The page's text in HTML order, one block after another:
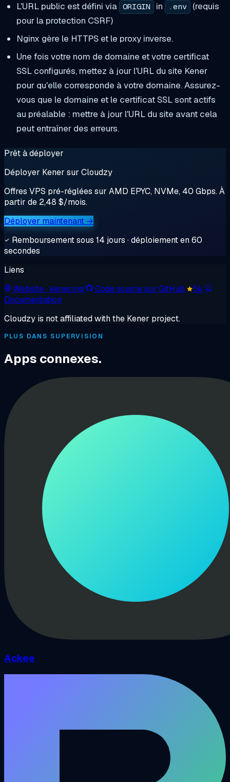
L'URL public est défini via ORIGIN in .env (requis
pour la protection CSRF)
Nginx gère le HTTPS et le proxy inverse.
Une fois votre nom de domaine et votre certificat
SSL configurés, mettez à jour l'URL du site Kener
pour qu'elle corresponde à votre domaine. Assurez-
vous que le domaine et le certificat SSL sont actifs
au préalable : mettre à jour l'URL du site avant cela
peut entraîner des erreurs.
Prêt à déployer
Déployer Kener sur Cloudzy
Offres VPS pré-réglées sur AMD EPYC, NVMe, 40 Gbps. À
partir de 2,48 $/mois.
Déployer maintenant →
Remboursement sous 14 jours · déploiement en 60
secondes
Liens
Website· kener.ing Code source sur GitHub
5k
Documentation
Cloudzy is not affiliated with the Kener project.
PLUS DANS SUPERVISION
Apps connexes.
Ackee